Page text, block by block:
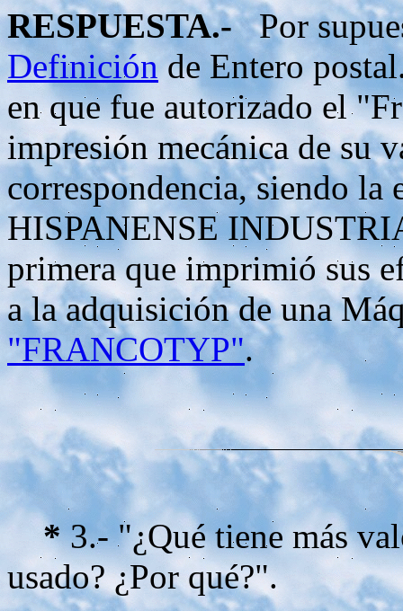
RESPUESTA.-Por
Definición de Entero
en que fue autorizado el
impresión mecánica de su
correspondencia, siendo la
HISPANENSE
primera que imprimió sus
a la adquisición de una
"FRANCOTYP".
*3.- "¿Qué tiene más
usado? ¿Por qué?".